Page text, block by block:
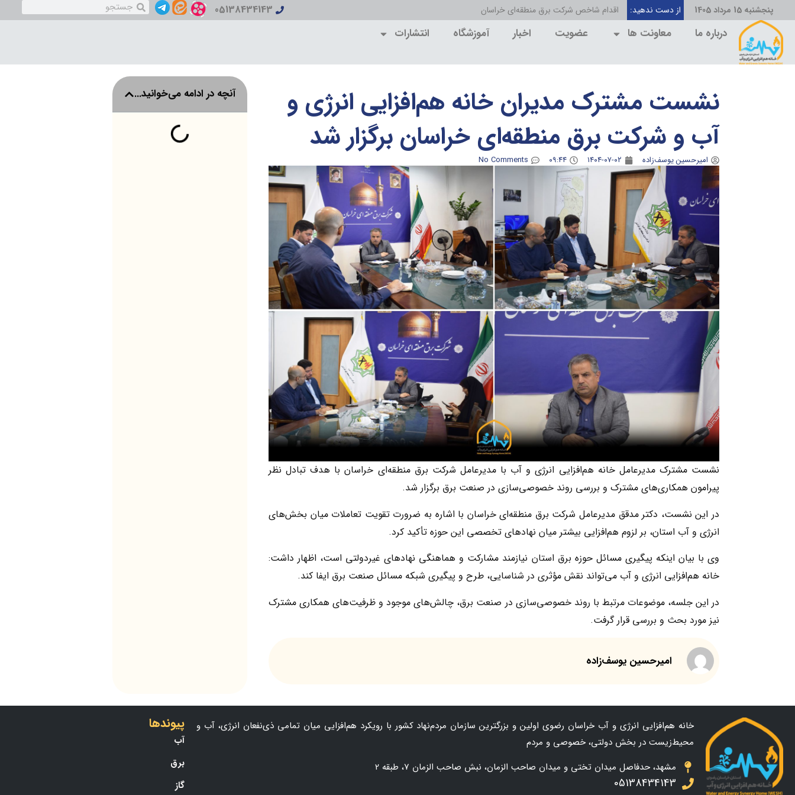
پنجشنبه 15 مرداد 1405 از دست ندهید: اقدام شاخص شرکت برق منطقه‌ای خراسان 05138434143
درباره ما معاونت ها عضویت اخبار آموزشگاه انتشارات
نشست مشترک مدیران خانه هم‌افزایی انرژی و
آب و شرکت برق منطقه‌ای خراسان برگزار شد
امیرحسین یوسف‌زاده ۱۴۰۴-۰۷-۰۲ ۰۹:۴۴ No Comments
نشست مشترک مدیرعامل خانه هم‌افزایی انرژی و آب با مدیرعامل شرکت برق منطقه‌ای خراسان با هدف تبادل نظر
پیرامون همکاری‌های مشترک و بررسی روند خصوصی‌سازی در صنعت برق برگزار شد.
در این نشست، دکتر مدقق مدیرعامل شرکت برق منطقه‌ای خراسان با اشاره به ضرورت تقویت تعاملات میان بخش‌های
انرژی و آب استان، بر لزوم هم‌افزایی بیشتر میان نهادهای تخصصی این حوزه تأکید کرد.
وی با بیان اینکه پیگیری مسائل حوزه برق استان نیازمند مشارکت و هماهنگی نهادهای غیردولتی است، اظهار داشت:
خانه هم‌افزایی انرژی و آب می‌تواند نقش مؤثری در شناسایی، طرح و پیگیری شبکه مسائل صنعت برق ایفا کند.
در این جلسه، موضوعات مرتبط با روند خصوصی‌سازی در صنعت برق، چالش‌های موجود و ظرفیت‌های همکاری مشترک
نیز مورد بحث و بررسی قرار گرفت.
امیرحسین یوسف‌زاده
آنچه در ادامه می‌خوانید...
خانه هم‌افزایی انرژی و آب خراسان رضوی اولین و بزرگترین سازمان‌ مردم‌نهاد کشور با رویکرد هم‌افزایی میان تمامی ذی‌نفعان انرژی، آب و
محیط‌زیست در بخش دولتی، خصوصی و مردم
مشهد، حدفاصل میدان تختی و میدان صاحب الزمان، نبش صاحب الزمان 7، طبقه 2
05138434143
پیوندها
آب
برق
گاز